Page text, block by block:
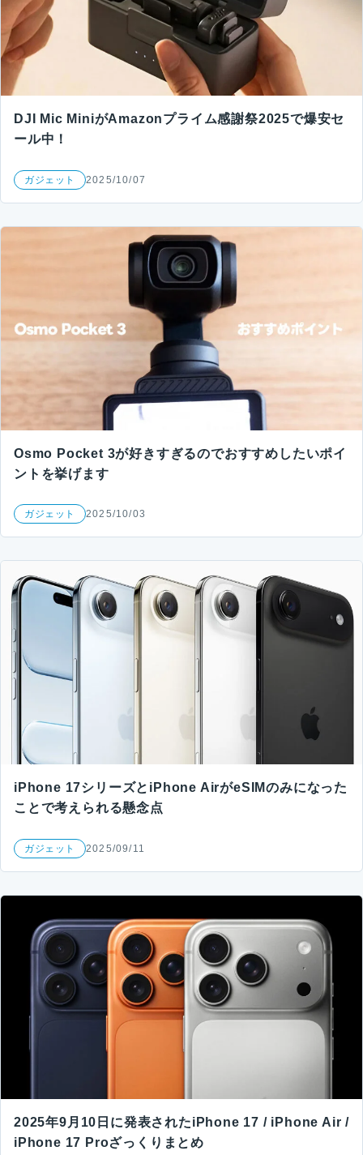
DJI Mic MiniがAmazonプライム感謝祭2025で爆安セ
ール中！
ガジェット 2025/10/07
Osmo Pocket 3が好きすぎるのでおすすめしたいポイ
ントを挙げます
ガジェット 2025/10/03
iPhone 17シリーズとiPhone AirがeSIMのみになった
ことで考えられる懸念点
ガジェット 2025/09/11
2025年9月10日に発表されたiPhone 17 / iPhone Air /
iPhone 17 Proざっくりまとめ